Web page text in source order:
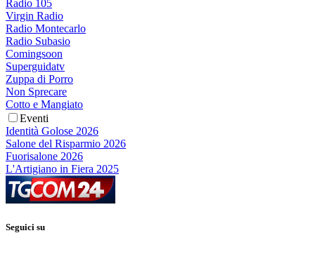
Radio 105
Virgin Radio
Radio Montecarlo
Radio Subasio
Comingsoon
Superguidatv
Zuppa di Porro
Non Sprecare
Cotto e Mangiato
Eventi
Identità Golose 2026
Salone del Risparmio 2026
Fuorisalone 2026
L'Artigiano in Fiera 2025
Seguici su